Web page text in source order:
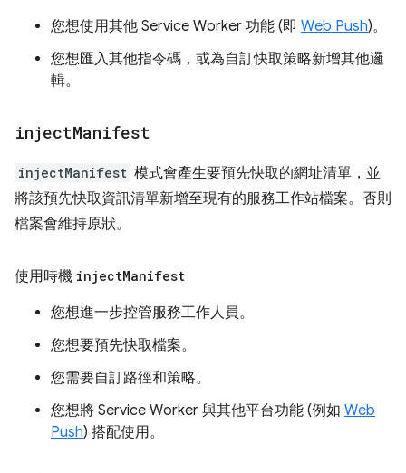
您想使用其他 Service Worker 功能 (即 Web Push)。
您想匯入其他指令碼，或為自訂快取策略新增其他邏
輯。
injectManifest
injectManifest 模式會產生要預先快取的網址清單，並
將該預先快取資訊清單新增至現有的服務工作站檔案。否則
檔案會維持原狀。
使用時機 injectManifest
您想進一步控管服務工作人員。
您想要預先快取檔案。
您需要自訂路徑和策略。
您想將 Service Worker 與其他平台功能 (例如 Web
Push) 搭配使用。